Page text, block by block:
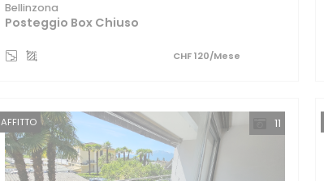
Bellinzona
Posteggio Box Chiuso
CHF 120/Mese
11
AFFITTO